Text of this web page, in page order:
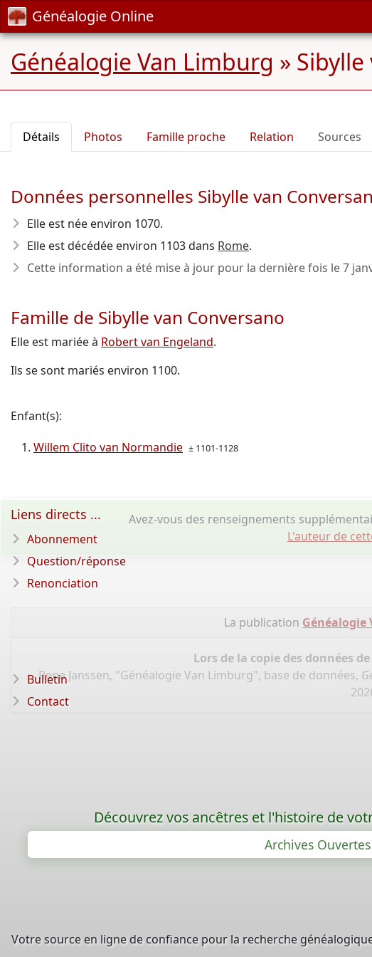
Généalogie Online
Généalogie Van Limburg » Sibylle
Détails Photos Famille proche Relation Sources
Données personnelles Sibylle van
Elle est née environ 1070.
Elle est décédée environ 1103dans Rome.
Cette information a été mise à jour pour la dernière fois le7
Famille de Sibylle van Conversano
Elle est mariée à Robert van Engeland.
Ils se sont mariés environ 1100.
Enfant(s):
Willem Clito van Normandie ± 1101-1128
Avez-vous des renseignements
L'auteur de
La publication Généalogie
Lors de la copie des données
Rene Janssen, "Généalogie Van Limburg", base de données,
Liens directs ...
Abonnement
Question/réponse
Renonciation
Bulletin
Contact
Découvrez vos ancêtres et l'histoire de
Archives
Votre source en ligne de confiance pour la recherche